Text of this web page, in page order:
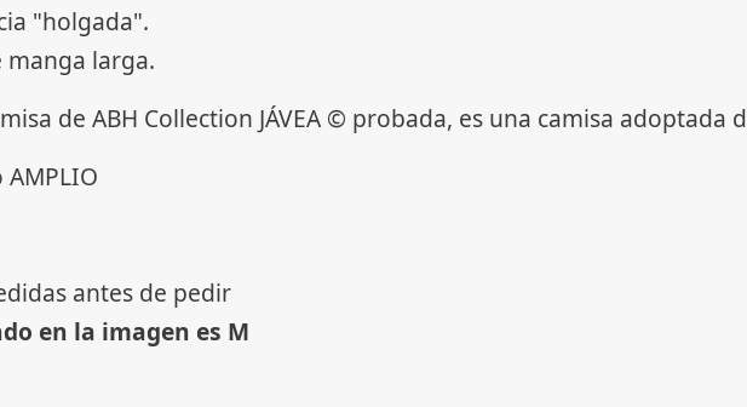
"holgada".
manga larga.
de ABH Collection JÁVEA © probada, es una camisa adoptada
antes de pedir
en la imagen es M